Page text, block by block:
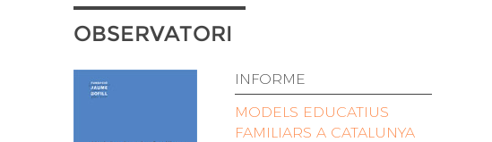
OBSERVATORI
INFORME
MODELS EDUCATIUS
FAMILIARS A CATALUNYA